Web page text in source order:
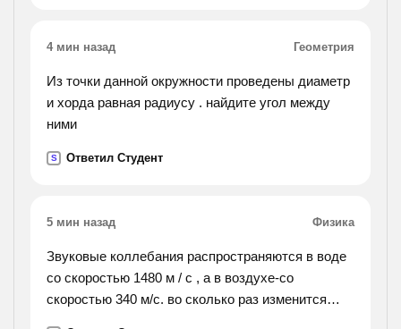
4 мин назад Геометрия
Из точки данной окружности проведены диаметр
и хорда равная радиусу . найдите угол между
ними
S Ответил Студент
5 мин назад Физика
Звуковые коллебания распространяются в воде
со скоростью 1480 м / с , а в воздухе-со
скоростью 340 м/с. во сколько раз изменится